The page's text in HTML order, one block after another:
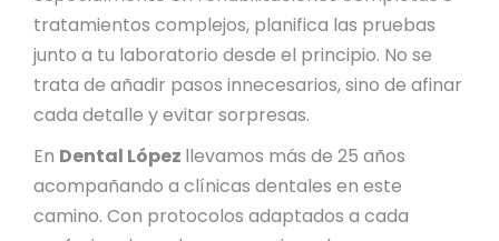
tratamientos complejos, planifica las pruebas
junto a tu laboratorio desde el principio. No se
trata de añadir pasos innecesarios, sino de afinar
cada detalle y evitar sorpresas.
En Dental López llevamos más de 25 años
acompañando a clínicas dentales en este
camino. Con protocolos adaptados a cada